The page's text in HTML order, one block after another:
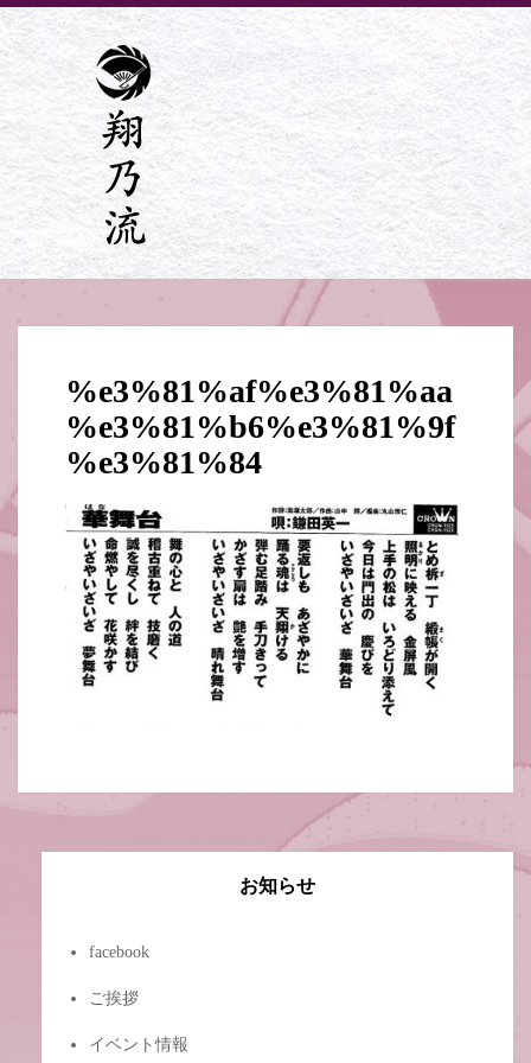
%e3%81%af%e3%81%aa
%e3%81%b6%e3%81%9f
%e3%81%84
お知らせ
facebook
ご挨拶
イベント情報